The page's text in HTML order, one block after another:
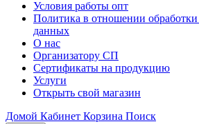
Условия работы опт
Политика в отношении
данных
О нас
Организатору СП
Сертификаты на продукцию
Услуги
Открыть свой магазин
Домой Кабинет Корзина Поиск